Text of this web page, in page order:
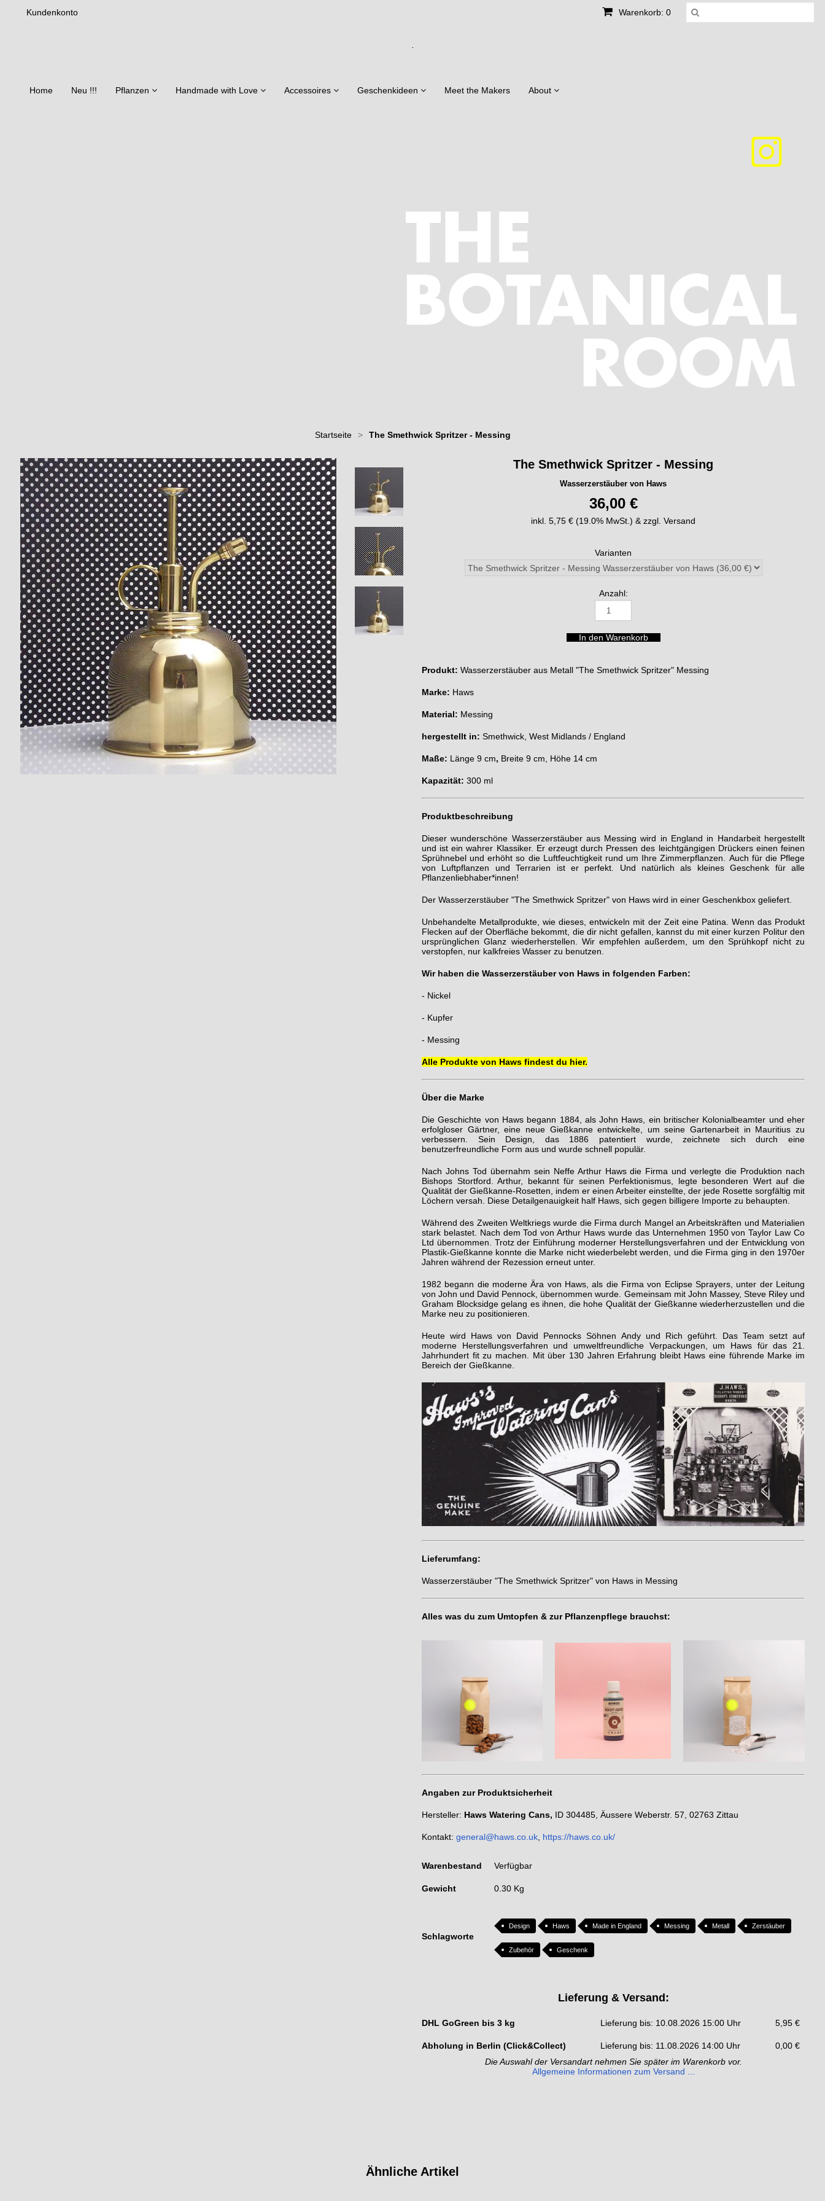
Warenkorb: 0
Kundenkonto
Home Neu !!! Pflanzen Handmade with Love Accessoires Geschenkideen Meet the Makers About
Startseite > The Smethwick Spritzer - Messing
The Smethwick Spritzer - Messing
Wasserzerstäuber von Haws
36,00 €
inkl. 5,75 € (19.0% MwSt.) & zzgl. Versand
Varianten
Anzahl:
Produkt: Wasserzerstäuber aus Metall "The Smethwick Spritzer" Messing
Marke: Haws
Material: Messing
hergestellt in: Smethwick, West Midlands / England
Maße: Länge 9 cm, Breite 9 cm, Höhe 14 cm
Kapazität: 300 ml
Produktbeschreibung
Dieser wunderschöne Wasserzerstäuber aus Messing wird in England in Handarbeit hergestellt
und ist ein wahrer Klassiker. Er erzeugt durch Pressen des leichtgängigen Drückers einen feinen
Sprühnebel und erhöht so die Luftfeuchtigkeit rund um Ihre Zimmerpflanzen. Auch für die Pflege
von Luftpflanzen und Terrarien ist er perfekt. Und natürlich als kleines Geschenk für alle
Pflanzenliebhaber*innen!
Der Wasserzerstäuber "The Smethwick Spritzer" von Haws wird in einer Geschenkbox geliefert.
Unbehandelte Metallprodukte, wie dieses, entwickeln mit der Zeit eine Patina. Wenn das Produkt
Flecken auf der Oberfläche bekommt, die dir nicht gefallen, kannst du mit einer kurzen Politur den
ursprünglichen Glanz wiederherstellen. Wir empfehlen außerdem, um den Sprühkopf nicht zu
verstopfen, nur kalkfreies Wasser zu benutzen.
Wir haben die Wasserzerstäuber von Haws in folgenden Farben:
- Nickel
- Kupfer
- Messing
Alle Produkte von Haws findest du hier.
Über die Marke
Die Geschichte von Haws begann 1884, als John Haws, ein britischer Kolonialbeamter und eher
erfolgloser Gärtner, eine neue Gießkanne entwickelte, um seine Gartenarbeit in Mauritius zu
verbessern. Sein Design, das 1886 patentiert wurde, zeichnete sich durch eine
benutzerfreundliche Form aus und wurde schnell populär.
Nach Johns Tod übernahm sein Neffe Arthur Haws die Firma und verlegte die Produktion nach
Bishops Stortford. Arthur, bekannt für seinen Perfektionismus, legte besonderen Wert auf die
Qualität der Gießkanne-Rosetten, indem er einen Arbeiter einstellte, der jede Rosette sorgfältig mit
Löchern versah. Diese Detailgenauigkeit half Haws, sich gegen billigere Importe zu behaupten.
Während des Zweiten Weltkriegs wurde die Firma durch Mangel an Arbeitskräften und Materialien
stark belastet. Nach dem Tod von Arthur Haws wurde das Unternehmen 1950 von Taylor Law Co
Ltd übernommen. Trotz der Einführung moderner Herstellungsverfahren und der Entwicklung von
Plastik-Gießkanne konnte die Marke nicht wiederbelebt werden, und die Firma ging in den 1970er
Jahren während der Rezession erneut unter.
1982 begann die moderne Ära von Haws, als die Firma von Eclipse Sprayers, unter der Leitung
von John und David Pennock, übernommen wurde. Gemeinsam mit John Massey, Steve Riley und
Graham Blocksidge gelang es ihnen, die hohe Qualität der Gießkanne wiederherzustellen und die
Marke neu zu positionieren.
Heute wird Haws von David Pennocks Söhnen Andy und Rich geführt. Das Team setzt auf
moderne Herstellungsverfahren und umweltfreundliche Verpackungen, um Haws für das 21.
Jahrhundert fit zu machen. Mit über 130 Jahren Erfahrung bleibt Haws eine führende Marke im
Bereich der Gießkanne.
Lieferumfang:
Wasserzerstäuber "The Smethwick Spritzer" von Haws in Messing
Alles was du zum Umtopfen & zur Pflanzenpflege brauchst:
Angaben zur Produktsicherheit
Hersteller: Haws Watering Cans, ID 304485, Äussere Weberstr. 57, 02763 Zittau
Kontakt: general@haws.co.uk https://haws.co.uk/
Warenbestand Verfügbar
Gewicht 0.30 Kg
Schlagworte
Design Haws Made in England Messing Metall Zerstäuber
Zubehör Geschenk
Lieferung & Versand:
DHL GoGreen bis 3 kg Lieferung bis: 10.08.2026 15:00 Uhr 5,95 €
Abholung in Berlin (Click&Collect) Lieferung bis: 11.08.2026 14:00 Uhr
0,00 €
Die Auswahl der Versandart nehmen Sie später im Warenkorb vor.
Allgemeine Informationen zum Versand ...
Ähnliche Artikel